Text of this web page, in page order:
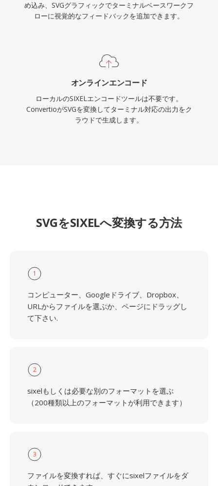
め込み、SVGグラフィックでターミナルベースワークフ
ローに視覚的なフィードバックを追加できます。
オンラインエンコード
ローカルのSIXELエンコードツールは不要です。
ConvertioがSVGを変換してターミナル対応の出力をク
ラウドで生成します。
SVGをSIXELへ変換する方法
1
コンピューター、Googleドライブ、Dropbox、
URLからファイルを選ぶか、ページにドラッグし
て下さい.
2
sixelもしくは必要な別のフォーマットを選ぶ
（200種類以上のフォーマットが利用できます）
3
ファイルを変換すれば、すぐにsixelファイルをダ